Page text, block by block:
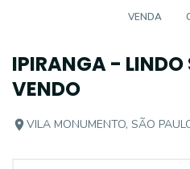
VENDA
IPIRANGA - LINDO
VENDO
VILA MONUMENTO, SÃO